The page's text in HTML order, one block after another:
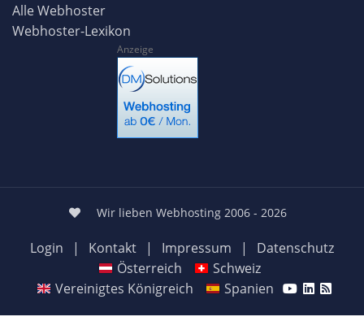
Alle Webhoster
Webhoster-Lexikon
Anzeige
Wir lieben Webhosting 2006 - 2026
Login | Kontakt | Impressum |
Datenschutz
Österreich
Schweiz
Vereinigtes Königreich
Spanien